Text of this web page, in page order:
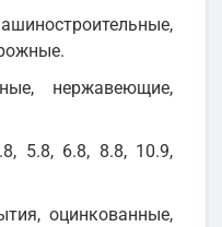
нержавеющие,
5.8, 6.8, 8.8, 10.9,
оцинкованные,